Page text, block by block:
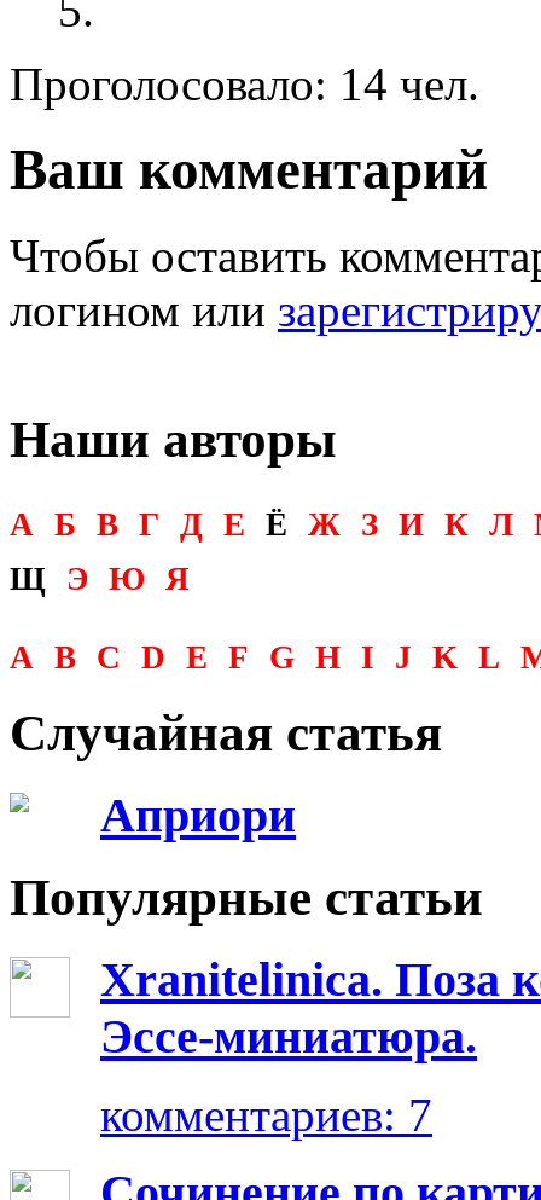
Проголосовало: 14 чел.
Ваш комментарий
Чтобы оставить
логином или
Наши авторы
А Б В Г Д Е Ё Ж З И К Л
Щ Э Ю Я
A B C D E F G H I J K L
Случайная статья
Априори
Популярные статьи
Xranitelinica. Поза
Эссе-миниатюра.
комментариев: 7